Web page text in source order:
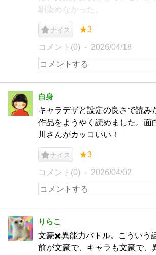
馴染めなかった。
ナイス ★3
コメント(0) 2026/04/18
白身
キャラデザと設定の良さで読み
作品をようやく読めました。面
川さんがカッコいい！
ナイス ★3
コメント(0) 2026/04/02
りらこ
文豪✖️異能力バトル。こういう
前が文豪で、キャラも文豪で、